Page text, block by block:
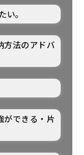
い。
方法のアドバ
ができる・片